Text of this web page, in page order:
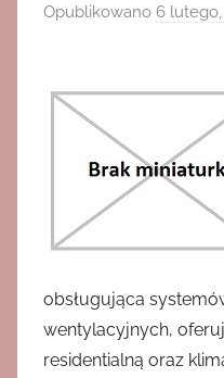
Opublikowano 6
obsługująca
wentylacyjnych,
residentialną oraz